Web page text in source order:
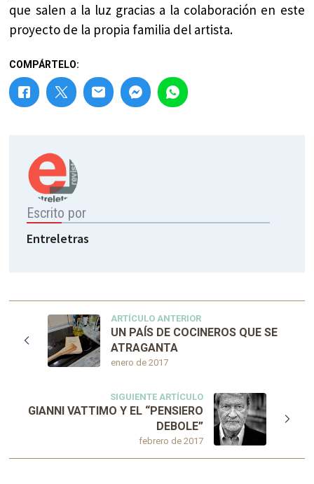
que salen a la luz gracias a la colaboración en este
proyecto de la propia familia del artista.
COMPÁRTELO:
Escrito por
Entreletras
ARTÍCULO ANTERIOR
enero de 2017
UN PAÍS DE COCINEROS QUE SE
ATRAGANTA
SIGUIENTE ARTÍCULO
febrero de 2017
GIANNI VATTIMO Y EL “PENSIERO
DEBOLE”